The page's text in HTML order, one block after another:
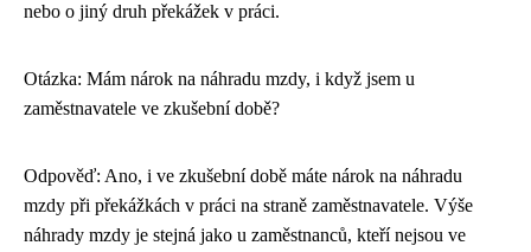
nebo o jiný druh překážek v práci.
Otázka: Mám nárok na náhradu mzdy, i když jsem u
zaměstnavatele ve zkušební době?
Odpověď: Ano, i ve zkušební době máte nárok na náhradu
mzdy při překážkách v práci na straně zaměstnavatele. Výše
náhrady mzdy je stejná jako u zaměstnanců, kteří nejsou ve